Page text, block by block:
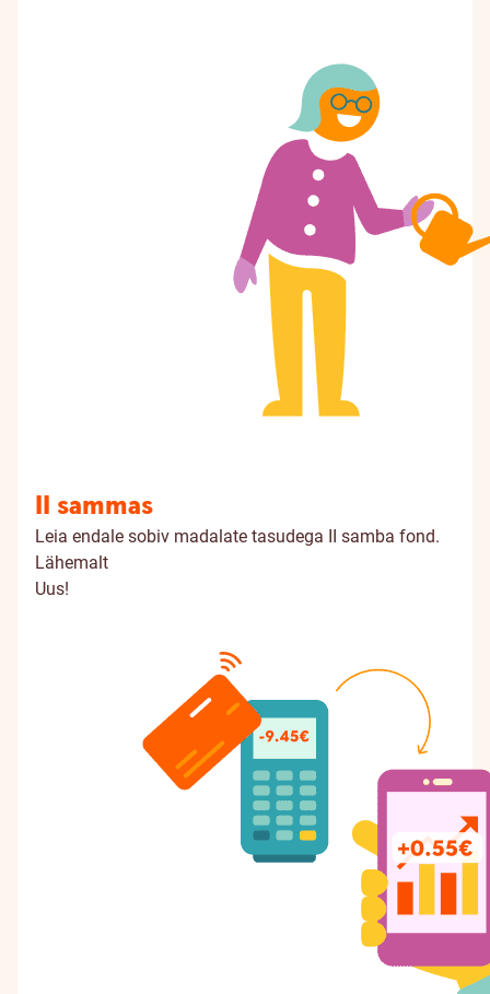
II sammas
Leia endale sobiv madalate tasudega II samba fond.
Lähemalt
Uus!